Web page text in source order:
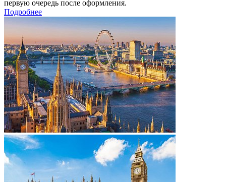
первую очередь после оформления.
Подробнее